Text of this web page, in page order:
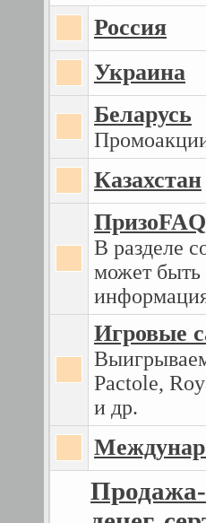
Россия
Украина
Беларусь
Казахстан
ПризоFAQ
В разделе
может быть
Игровые
Pactole,
и др.